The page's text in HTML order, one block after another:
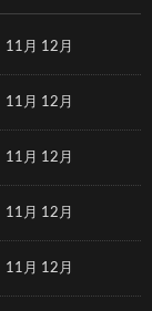
11月 12月
11月 12月
11月 12月
11月 12月
11月 12月